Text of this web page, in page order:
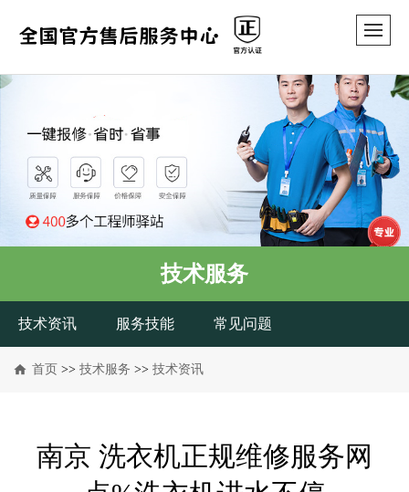
技术服务
技术资讯 服务技能 常见问题
首页 >> 技术服务 >> 技术资讯
南京 洗衣机正规维修服务网